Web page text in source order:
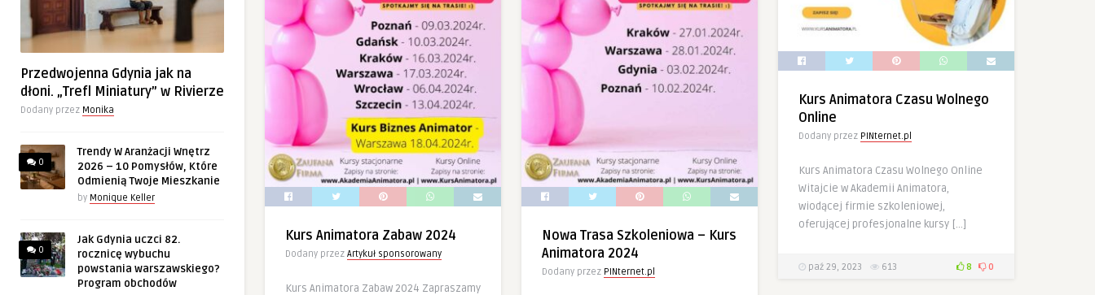
Przedwojenna Gdynia jak na
dłoni. „Trefl Miniatury” w Rivierze
Dodany przez Monika
0
Trendy W Aranżacji Wnętrz
2026 – 10 Pomysłów, Które
Odmienią Twoje Mieszkanie
by Monique Keller
0
Jak Gdynia uczci 82.
rocznicę wybuchu
powstania warszawskiego?
Program obchodów
Kurs Animatora Zabaw 2024
Dodany przez Artykuł sponsorowany
Kurs Animatora Zabaw 2024 Zapraszamy
Nowa Trasa Szkoleniowa – Kurs
Animatora 2024
Dodany przez PINternet.pl
Kurs Animatora Czasu Wolnego
Online
Dodany przez PINternet.pl
Kurs Animatora Czasu Wolnego Online
Witajcie w Akademii Animatora,
wiodącej firmie szkoleniowej,
oferującej profesjonalne kursy […]
paź 29, 2023 613 8 0